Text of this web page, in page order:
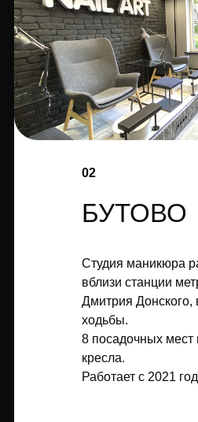
02
БУТОВО
Студия маникюра
вблизи станции
Дмитрия Донского,
ходьбы.
8 посадочных
кресла.
Работает с 2021